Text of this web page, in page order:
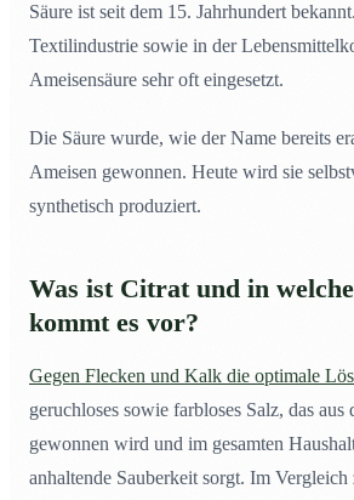
Säure ist seit dem 15. Jahrhundert
Textilindustrie sowie in der
Ameisensäure sehr oft eingesetzt.
Die Säure wurde, wie der Name bereits
Ameisen gewonnen. Heute wird sie
synthetisch produziert.
Was ist Citrat und in
kommt es vor?
Gegen Flecken und Kalk die optimale
geruchloses sowie farbloses Salz, das aus
gewonnen wird und im gesamten
anhaltende Sauberkeit sorgt. Im